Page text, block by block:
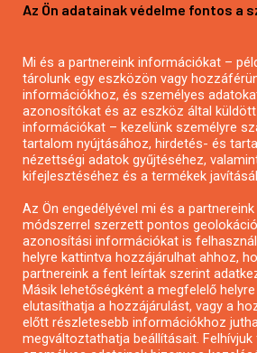
Mezőgazdasági pályázatírás
Pályázatírás civil szervezeteknek
Pályázatírás önkormányzatoknak
Pályázatfigyelés
Specifikus pályázatfigyelés vagy
Pályázatok magánszemélyeknek
Pályázatok civil szervezeteknek
Pályázatok vállalkozásoknak
Önkormányzati pályázatok
Az Ön adatainak védelme fontos a
Mi és a partnereink információkat –
tárolunk egy eszközön vagy
információkhoz, és személyes
azonosítókat és az eszköz által
információkat – kezelünk személyre
tartalom nyújtásához, hirdetés- és
nézettségi adatok gyűjtéséhez,
kifejlesztéséhez és a termékek
Az Ön engedélyével mi és a
módszerrel szerzett pontos
azonosítási információkat is
helyre kattintva hozzájárulhat ahhoz,
partnereink a fent leírtak szerint
Másik lehetőségként a megfelelő
elutasíthatja a hozzájárulást, vagy a
előtt részletesebb információkhoz
megváltoztathatja beállításait.